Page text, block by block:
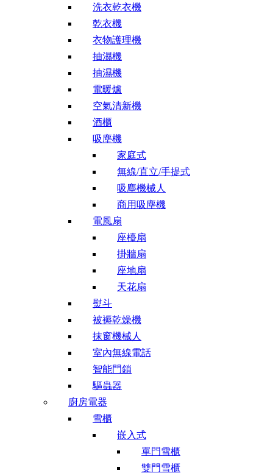
洗衣乾衣機
乾衣機
衣物護理機
抽濕機
抽濕機
電暖爐
空氣清新機
酒櫃
吸塵機
家庭式
無線/直立/手提式
吸塵機械人
商用吸塵機
電風扇
座檯扇
掛牆扇
座地扇
天花扇
熨斗
被褥乾燥機
抹窗機械人
室內無線電話
智能門鎖
驅蟲器
廚房電器
雪櫃
嵌入式
單門雪櫃
雙門雪櫃